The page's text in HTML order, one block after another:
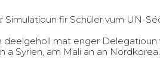
fir Schüler vum UN-
mat enger Delegatioun
a Syrien, am Mali an an Nordkorea.